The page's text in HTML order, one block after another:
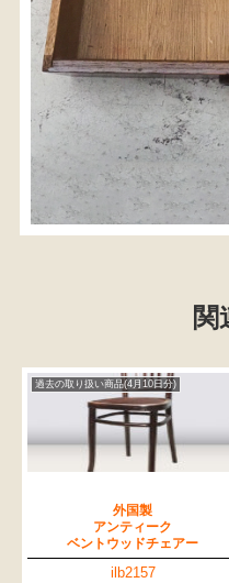
関
過去の取り扱い商品(4月10日分)
外国製
アンティーク
ベントウッドチェアー
ilb2157
人気の
2980 水屋箪笥 小